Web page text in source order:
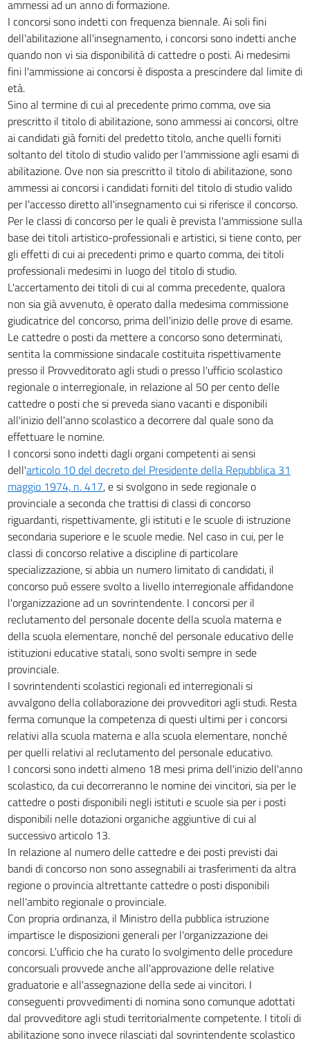
IMMISSIONE NEI RUOLI DELLA SCUOLA SECONDARIA E DEGLI ISTITUTI DI
ISTRUZIONE ARTISTICA STATALI
33
34
35
36
37
38
39
40
CAPO IV.
PARTICOLARI CATEGORIE DI PERSONALE DOCENTE
41
42
43
44
45
46
47
CAPO V.
IMMISSIONE IN RUOLO DEL PERSONALE EDUCATIVO
48
IMMISSIONE IN RUOLO DEL PERSONALE NON DOCENTE
49
50
51
52
CAPO VII.
PERSONALE DEI CONSERVATORI DI MUSICA, DELLE ACCADEMIE DI BELLE
ARTI E
DELLE ACCADEMIE NAZIONALI DI ARTE DRAMMATICA E DI DANZA
53
54
55
56
TITOLO IV
NORME COMUNI E FINALI
57
58
59
60
61
62
63
64
65
66
67
68
69
70
71
ammessi ad un anno di formazione.
I concorsi sono indetti con frequenza biennale. Ai soli fini
dell'abilitazione all'insegnamento, i concorsi sono indetti anche
quando non vi sia disponibilità di cattedre o posti. Ai medesimi
fini l'ammissione ai concorsi è disposta a prescindere dal limite di
età.
Sino al termine di cui al precedente primo comma, ove sia
prescritto il titolo di abilitazione, sono ammessi ai concorsi, oltre
ai candidati già forniti del predetto titolo, anche quelli forniti
soltanto del titolo di studio valido per l'ammissione agli esami di
abilitazione. Ove non sia prescritto il titolo di abilitazione, sono
ammessi ai concorsi i candidati forniti del titolo di studio valido
per l'accesso diretto all'insegnamento cui si riferisce il concorso.
Per le classi di concorso per le quali è prevista l'ammissione sulla
base dei titoli artistico-professionali e artistici, si tiene conto, per
gli effetti di cui ai precedenti primo e quarto comma, dei titoli
professionali medesimi in luogo del titolo di studio.
L'accertamento dei titoli di cui al comma precedente, qualora
non sia già avvenuto, è operato dalla medesima commissione
giudicatrice del concorso, prima dell'inizio delle prove di esame.
Le cattedre o posti da mettere a concorso sono determinati,
sentita la commissione sindacale costituita rispettivamente
presso il Provveditorato agli studi o presso l'ufficio scolastico
regionale o interregionale, in relazione al 50 per cento delle
cattedre o posti che si preveda siano vacanti e disponibili
all'inizio dell'anno scolastico a decorrere dal quale sono da
effettuare le nomine.
I concorsi sono indetti dagli organi competenti ai sensi
dell'articolo 10 del decreto del Presidente della Repubblica 31
maggio 1974, n. 417, e si svolgono in sede regionale o
provinciale a seconda che trattisi di classi di concorso
riguardanti, rispettivamente, gli istituti e le scuole di istruzione
secondaria superiore e le scuole medie. Nel caso in cui, per le
classi di concorso relative a discipline di particolare
specializzazione, si abbia un numero limitato di candidati, il
concorso può essere svolto a livello interregionale affidandone
l'organizzazione ad un sovrintendente. I concorsi per il
reclutamento del personale docente della scuola materna e
della scuola elementare, nonché del personale educativo delle
istituzioni educative statali, sono svolti sempre in sede
provinciale.
I sovrintendenti scolastici regionali ed interregionali si
avvalgono della collaborazione dei provveditori agli studi. Resta
ferma comunque la competenza di questi ultimi per i concorsi
relativi alla scuola materna e alla scuola elementare, nonché
per quelli relativi al reclutamento del personale educativo.
I concorsi sono indetti almeno 18 mesi prima dell'inizio dell'anno
scolastico, da cui decorreranno le nomine dei vincitori, sia per le
cattedre o posti disponibili negli istituti e scuole sia per i posti
disponibili nelle dotazioni organiche aggiuntive di cui al
successivo articolo 13.
In relazione al numero delle cattedre e dei posti previsti dai
bandi di concorso non sono assegnabili ai trasferimenti da altra
regione o provincia altrettante cattedre o posti disponibili
nell'ambito regionale o provinciale.
Con propria ordinanza, il Ministro della pubblica istruzione
impartisce le disposizioni generali per l'organizzazione dei
concorsi. L'ufficio che ha curato lo svolgimento delle procedure
concorsuali provvede anche all'approvazione delle relative
graduatorie e all'assegnazione della sede ai vincitori. I
conseguenti provvedimenti di nomina sono comunque adottati
dal provveditore agli studi territorialmente competente. I titoli di
abilitazione sono invece rilasciati dal sovrintendente scolastico